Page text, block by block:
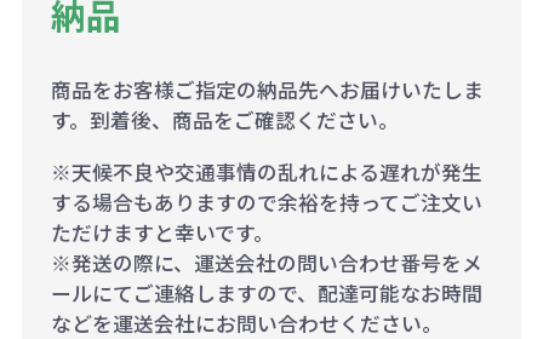
納品
商品をお客様ご指定の納品先へお届けいたしま
す。到着後、商品をご確認ください。
※天候不良や交通事情の乱れによる遅れが発生
する場合もありますので余裕を持ってご注文い
ただけますと幸いです。
※発送の際に、運送会社の問い合わせ番号をメ
ールにてご連絡しますので、配達可能なお時間
などを運送会社にお問い合わせください。